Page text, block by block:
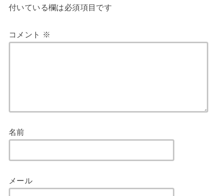
付いている欄は必須項目です
コメント ※
名前
メール